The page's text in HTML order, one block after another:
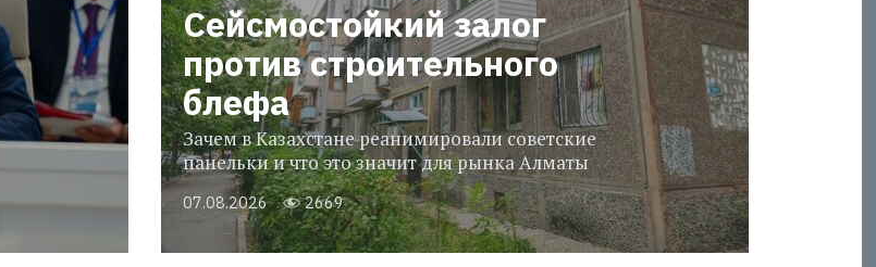
Сейсмостойкий залог
против строительного
блефа
Зачем в Казахстане реанимировали советские
панельки и что это значит для рынка Алматы
07.08.2026 2669